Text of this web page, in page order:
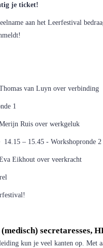
je ticket!
aan het Leerfestival
van Luyn over verbinding
1
Ruis over werkgeluk
14.15 – 15.45 - Workshopronde 2
Eikhout over veerkracht
secretaresses,
kun je veel kanten op. Met